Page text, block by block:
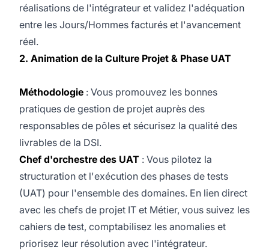
réalisations de l'intégrateur et validez l'adéquation
entre les Jours/Hommes facturés et l'avancement
réel.
2. Animation de la Culture Projet & Phase UAT
Méthodologie : Vous promouvez les bonnes
pratiques de gestion de projet auprès des
responsables de pôles et sécurisez la qualité des
livrables de la DSI.
Chef d'orchestre des UAT : Vous pilotez la
structuration et l'exécution des phases de tests
(UAT) pour l'ensemble des domaines. En lien direct
avec les chefs de projet IT et Métier, vous suivez les
cahiers de test, comptabilisez les anomalies et
priorisez leur résolution avec l'intégrateur.